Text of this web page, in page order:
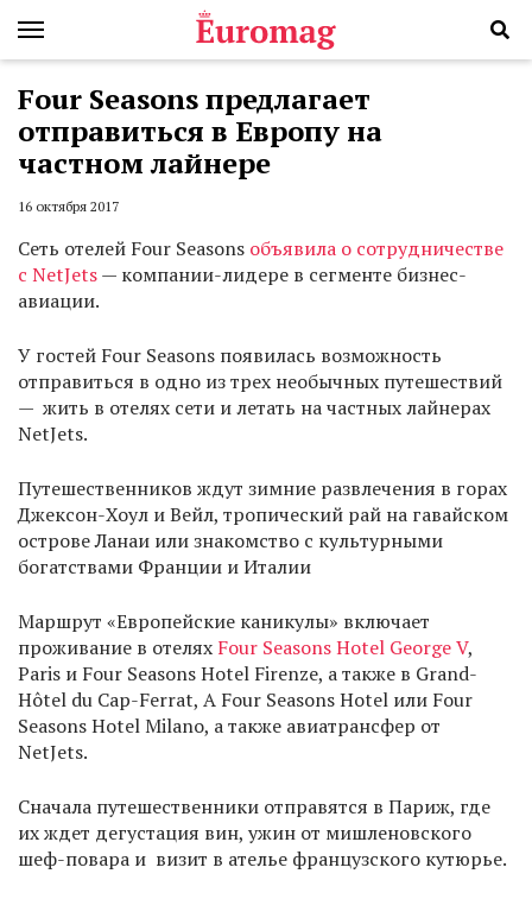
Four Seasons предлагает
отправиться в Европу на
частном лайнере
16 октября 2017
Сеть отелей Four Seasons объявила о сотрудничестве
с NetJets— компании-лидере в сегменте бизнес-
авиации.
У гостей Four Seasons появилась возможность
отправиться в одно из трех необычных путешествий
— жить в отелях сети и летать на частных лайнерах
NetJets.
Путешественников ждут зимние развлечения в горах
Джексон-Хоул и Вейл, тропический рай на гавайском
острове Ланаи или знакомство с культурными
богатствами Франции и Италии
Маршрут «Европейские каникулы» включает
проживание в отелях Four Seasons Hotel George V,
Paris и Four Seasons Hotel Firenze, а также в Grand-
Hôtel du Cap-Ferrat, A Four Seasons Hotel или Four
Seasons Hotel Milano, а также авиатрансфер от
NetJets.
Сначала путешественники отправятся в Париж, где
их ждет дегустация вин, ужин от мишленовского
шеф-повара и визит в ателье французского кутюрье.